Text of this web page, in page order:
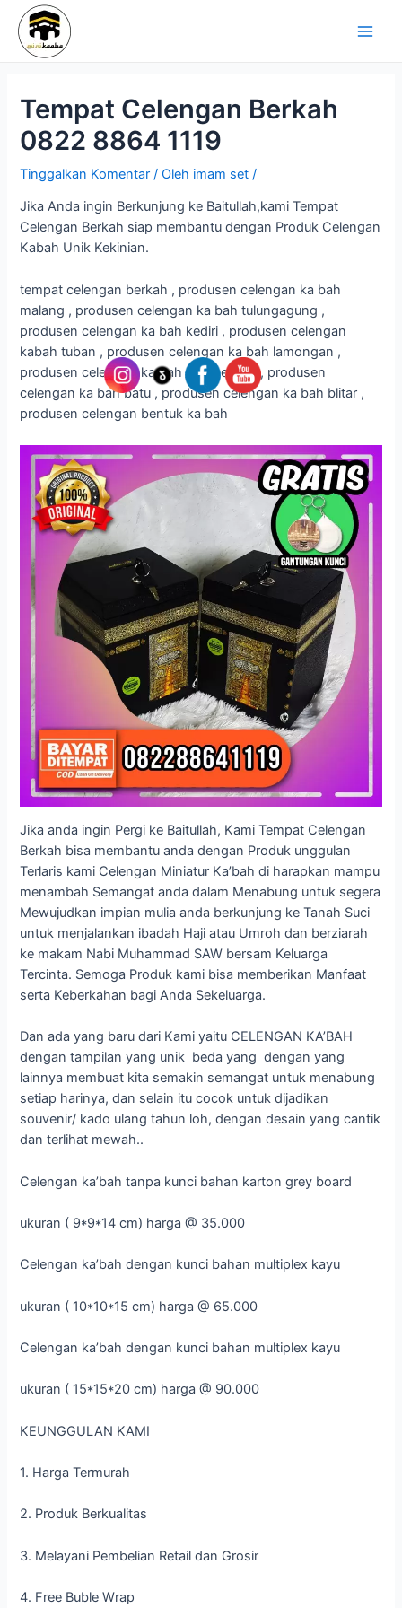
Lewati
konten
Tempat Celengan Berkah
0822 8864 1119
Tinggalkan Komentar / Oleh imam set/
Jika Anda ingin Berkunjung ke Baitullah,kami Tempat
Celengan Berkah siap membantu dengan Produk Celengan
Kabah Unik Kekinian.
tempat celengan berkah , produsen celengan ka bah
malang , produsen celengan ka bah tulungagung ,
produsen celengan ka bah kediri , produsen celengan
kabah tuban , produsen celengan ka bah lamongan ,
produsen celengan ka bah bojonegoro , produsen
celengan ka bah batu , produsen celengan ka bah blitar ,
produsen celengan bentuk ka bah
Jika anda ingin Pergi ke Baitullah, Kami Tempat Celengan
Berkah bisa membantu anda dengan Produk unggulan
Terlaris kami Celengan Miniatur Ka’bah di harapkan mampu
menambah Semangat anda dalam Menabung untuk segera
Mewujudkan impian mulia anda berkunjung ke Tanah Suci
untuk menjalankan ibadah Haji atau Umroh dan berziarah
ke makam Nabi Muhammad SAW bersam Keluarga
Tercinta. Semoga Produk kami bisa memberikan Manfaat
serta Keberkahan bagi Anda Sekeluarga.
Dan ada yang baru dari Kami yaitu CELENGAN KA’BAH
dengan tampilan yang unik beda yang dengan yang
lainnya membuat kita semakin semangat untuk menabung
setiap harinya, dan selain itu cocok untuk dijadikan
souvenir/ kado ulang tahun loh, dengan desain yang cantik
dan terlihat mewah..
Celengan ka’bah tanpa kunci bahan karton grey board
ukuran ( 9*9*14 cm) harga @ 35.000
Celengan ka’bah dengan kunci bahan multiplex kayu
ukuran ( 10*10*15 cm) harga @ 65.000
Celengan ka’bah dengan kunci bahan multiplex kayu
ukuran ( 15*15*20 cm) harga @ 90.000
KEUNGGULAN KAMI
1. Harga Termurah
2. Produk Berkualitas
3. Melayani Pembelian Retail dan Grosir
4. Free Buble Wrap
Navigasi
pos